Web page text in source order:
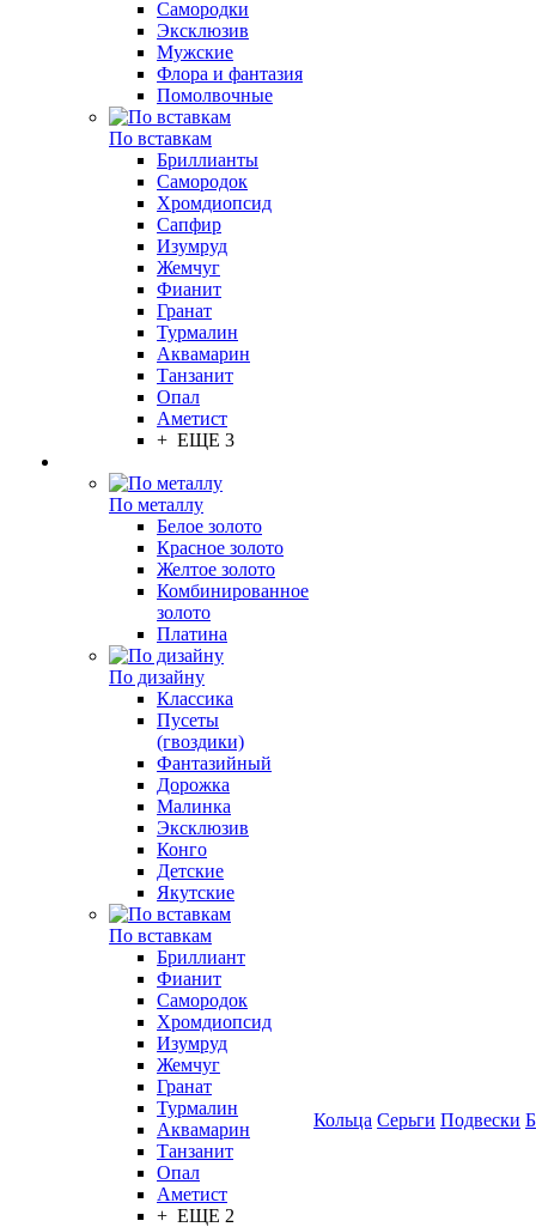
Самородки
Эксклюзив
Мужские
Флора и фантазия
Помолвочные
По вставкам
Бриллианты
Самородок
Хромдиопсид
Сапфир
Изумруд
Жемчуг
Фианит
Гранат
Турмалин
Аквамарин
Танзанит
Опал
Аметист
+ ЕЩЕ 3
По металлу
Белое золото
Красное золото
Желтое золото
Комбинированное
золото
Платина
По дизайну
Классика
Пусеты
(гвоздики)
Фантазийный
Дорожка
Малинка
Эксклюзив
Конго
Детские
Якутские
По вставкам
Бриллиант
Фианит
Самородок
Хромдиопсид
Изумруд
Жемчуг
Гранат
Турмалин
Аквамарин
Танзанит
Опал
Аметист
+ ЕЩЕ 2
Кольца Серьги Подвески